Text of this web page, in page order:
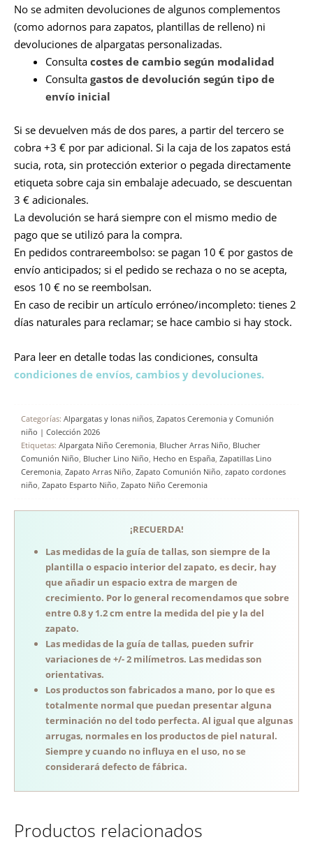
No se admiten devoluciones de algunos complementos
(como adornos para zapatos, plantillas de relleno) ni
devoluciones de alpargatas personalizadas.
Consulta costes de cambio según modalidad
Consulta gastos de devolución según tipo de
envío inicial
Si se devuelven más de dos pares, a partir del tercero se
cobra +3 € por par adicional. Si la caja de los zapatos está
sucia, rota, sin protección exterior o pegada directamente
etiqueta sobre caja sin embalaje adecuado, se descuentan
3 € adicionales.
La devolución se hará siempre con el mismo medio de
pago que se utilizó para la compra.
En pedidos contrareembolso: se pagan 10 € por gastos de
envío anticipados; si el pedido se rechaza o no se acepta,
esos 10 € no se reembolsan.
En caso de recibir un artículo erróneo/incompleto: tienes 2
días naturales para reclamar; se hace cambio si hay stock.
Para leer en detalle todas las condiciones, consulta
condiciones de envíos, cambios y devoluciones.
Categorías: Alpargatas y lonas niños Zapatos Ceremonia y Comunión
niño | Colección 2026
Etiquetas: Alpargata Niño Ceremonia Blucher Arras Niño Blucher
Comunión Niño Blucher Lino Niño Hecho en España Zapatillas Lino
Ceremonia Zapato Arras Niño Zapato Comunión Niño zapato cordones
niño Zapato Esparto Niño Zapato Niño Ceremonia
¡RECUERDA!
Las medidas de la guía de tallas, son siempre de la
plantilla o espacio interior del zapato, es decir, hay
que añadir un espacio extra de margen de
crecimiento. Por lo general recomendamos que sobre
entre 0.8 y 1.2 cm entre la medida del pie y la del
zapato.
Las medidas de la guía de tallas, pueden sufrir
variaciones de +/- 2 milímetros. Las medidas son
orientativas.
Los productos son fabricados a mano, por lo que es
totalmente normal que puedan presentar alguna
terminación no del todo perfecta. Al igual que algunas
arrugas, normales en los productos de piel natural.
Siempre y cuando no influya en el uso, no se
considerará defecto de fábrica.
Productos relacionados